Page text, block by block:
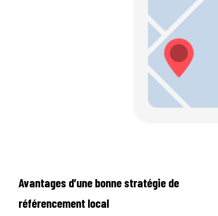
Avantages d’une bonne stratégie de
référencement local